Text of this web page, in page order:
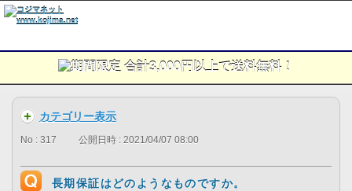
カテゴリー表示
No : 317 公開日時 : 2021/04/07 08:00
長期保証はどのようなものですか。